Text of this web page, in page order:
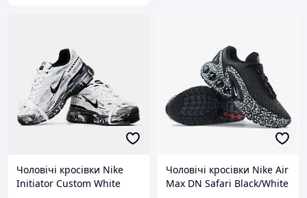
Чоловічі кросівки Nike
Initiator Custom White
Чоловічі кросівки Nike Air
Max DN Safari Black/White